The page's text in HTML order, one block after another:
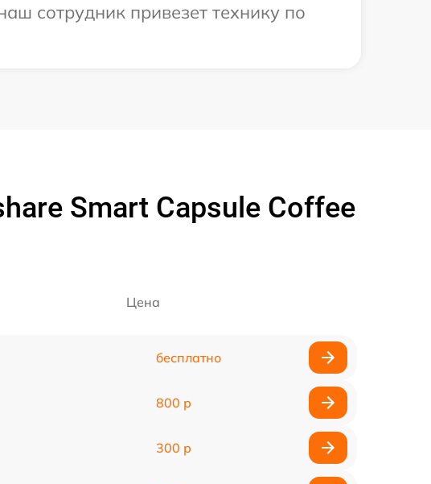
сотрудник привезет технику по
Smart Capsule Coffee
Цена
бесплатно
800 р
300 р